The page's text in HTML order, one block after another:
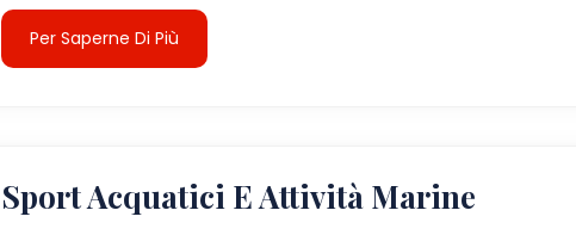
Per Saperne Di Più
Sport Acquatici E Attività Marine